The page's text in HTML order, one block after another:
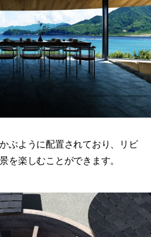
ぶように配置されており、リビ
を楽しむことができます。